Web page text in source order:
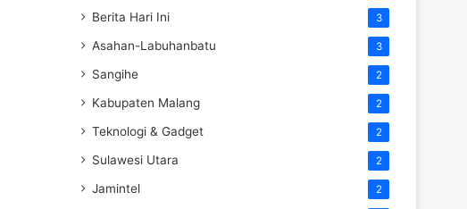
Berita Hari Ini 3
Asahan-Labuhanbatu 3
Sangihe 2
Kabupaten Malang 2
Teknologi & Gadget 2
Sulawesi Utara 2
Jamintel 2